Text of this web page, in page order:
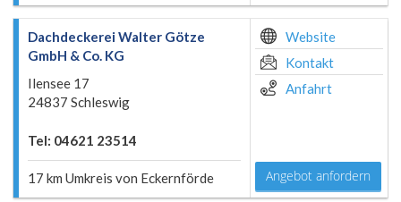
Dachdeckerei Walter Götze
GmbH & Co. KG
Ilensee 17
24837 Schleswig
Tel: 04621 23514
17 km Umkreis von Eckernförde
Website
Kontakt
Anfahrt
Angebot anfordern